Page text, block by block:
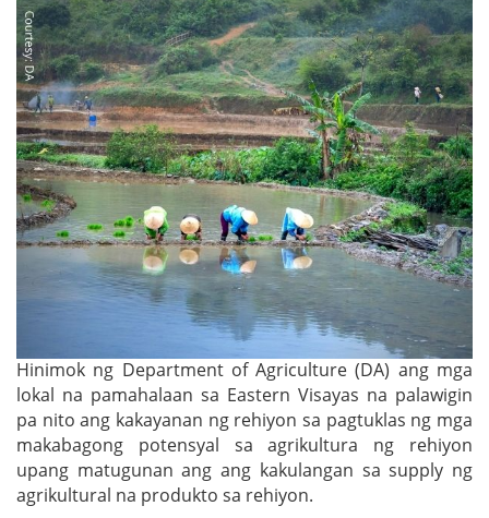
Hinimok ng Department of Agriculture (DA) ang mga
lokal na pamahalaan sa Eastern Visayas na palawigin
pa nito ang kakayanan ng rehiyon sa pagtuklas ng mga
makabagong potensyal sa agrikultura ng rehiyon
upang matugunan ang ang kakulangan sa supply ng
agrikultural na produkto sa rehiyon.